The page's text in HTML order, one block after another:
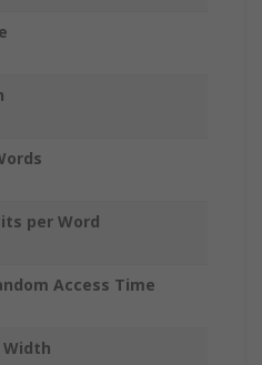
per Word
Access Time
Width